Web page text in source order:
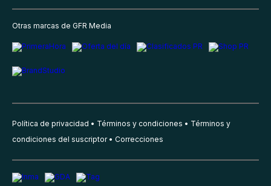
Otras marcas de GFR Media
Política de privacidad Términos y condiciones
Términos y
condiciones del suscriptor
Correcciones